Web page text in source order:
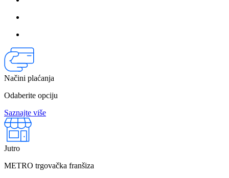
Načini plaćanja
Odaberite opciju
Saznajte više
Jutro
METRO trgovačka franšiza